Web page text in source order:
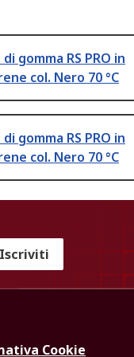
gomma RS PRO in
col. Nero 70 °C
gomma RS PRO in
col. Nero 70 °C
Iscriviti
Cookie